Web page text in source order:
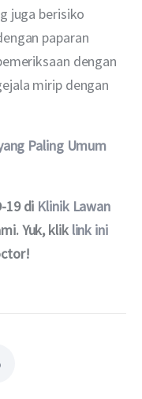
juga berisiko
paparan
dengan
mirip dengan
Paling Umum
19 di Klinik Lawan
Yuk, klik link ini